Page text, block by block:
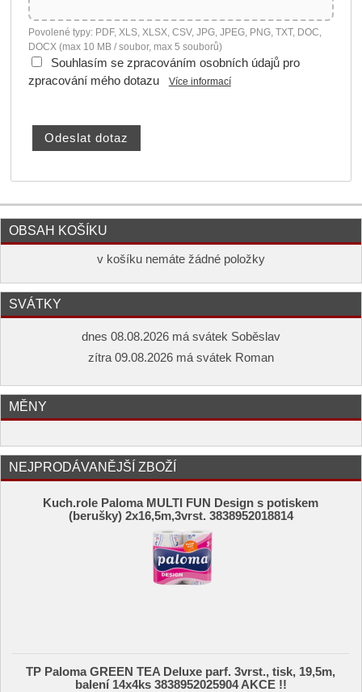
Povolené typy: PDF, XLS, XLSX, CSV, JPG, JPEG, PNG, TXT, DOC,
DOCX (max 10 MB / soubor, max 5 souborů)
Souhlasím se zpracováním osobních údajů pro
zpracování mého dotazu
Více informací
OBSAH KOŠÍKU
v košíku nemáte žádné položky
SVÁTKY
dnes 08.08.2026 má svátek Soběslav
zítra 09.08.2026 má svátek Roman
MĚNY
NEJPRODÁVANĚJŠÍ ZBOŽÍ
Kuch.role Paloma MULTI FUN Design s potiskem
(berušky) 2x16,5m,3vrst. 3838952018814
TP Paloma GREEN TEA Deluxe parf. 3vrst., tisk, 19,5m,
balení 14x4ks 3838952025904 AKCE !!